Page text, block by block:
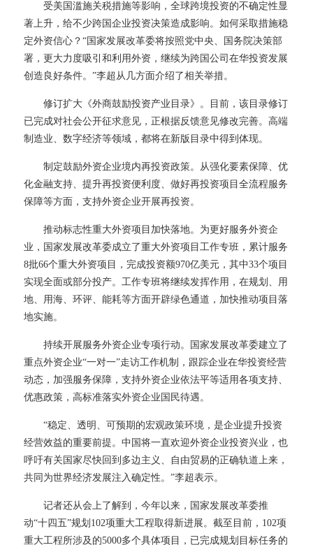
受美国滥施关税措施等影响，全球跨境投资的不确定性显
著上升，给不少跨国企业投资决策造成影响。如何采取措施稳
定外资信心？ “国家发展改革委将按照党中央、国务院决策部
署，更大力度吸引和利用外资，继续为跨国公司在华投资发展
创造良好条件。”李超从几方面介绍了相关举措。
修订扩大《外商鼓励投资产业目录》。目前，该目录修订
已完成对社会公开征求意见，正根据反馈意见修改完善。高端
制造业、数字经济等领域，都将在新版目录中得到体现。
制定鼓励外资企业境内再投资政策。从强化要素保障、优
化金融支持、提升再投资便利度、做好再投资项目全流程服务
保障等方面，支持外资企业开展再投资。
推动标志性重大外资项目加快落地。为更好服务外资企
业，国家发展改革委成立了重大外资项目工作专班，累计服务
8批66个重大外资项目，完成投资额970亿美元，其中33个项目
实现全面或部分投产。工作专班将继续发挥作用，在规划、用
地、用海、环评、能耗等方面开辟绿色通道，加快推动项目落
地实施。
持续开展服务外资企业专项行动。国家发展改革委建立了
重点外资企业“一对一”走访工作机制，跟踪企业在华投资经营
动态，加强服务保障，支持外资企业依法平等适用各项支持、
优惠政策，高标准落实外资企业国民待遇。
“稳定、透明、可预期的宏观政策环境，是企业提升投资
经营效益的重要前提。中国将一直欢迎外资企业投资兴业，也
呼吁有关国家尽快回到多边主义、自由贸易的正确轨道上来，
共同为世界经济发展注入确定性。”李超表示。
记者还从会上了解到，今年以来，国家发展改革委推
动“十四五”规划102项重大工程取得新进展。截至目前，102项
重大工程所涉及的5000多个具体项目，已完成规划目标任务的